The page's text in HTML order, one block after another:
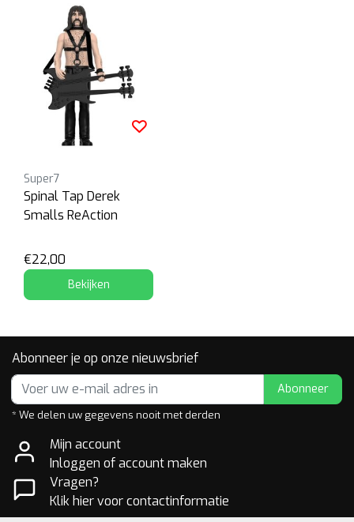
Super7
Spinal Tap Derek
Smalls ReAction
€22,00
Bekijken
Abonneer je op onze nieuwsbrief
Abonneer
* We delen uw gegevens nooit met derden
Mijn account
Inloggen of account maken
Vragen?
Klik hier voor contactinformatie